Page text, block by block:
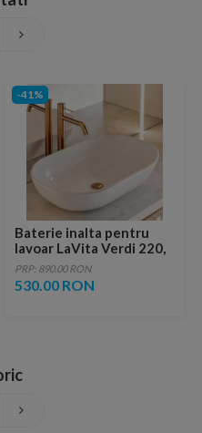
-41%
Baterie inalta pentru
lavoar LaVita Verdi 220,
fara ventil, brushed
copper
PRP: 890.00 RON
530.00 RON